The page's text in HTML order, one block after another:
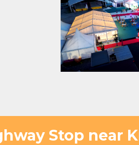
Stop near